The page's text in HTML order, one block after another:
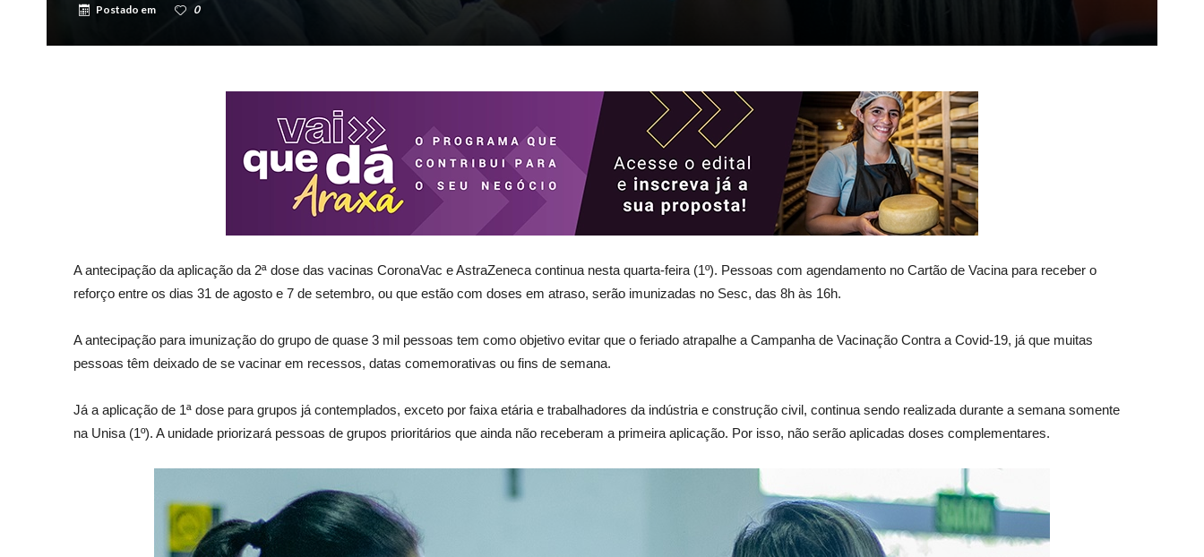
Postado em 0
A antecipação da aplicação da 2ª dose das vacinas CoronaVac e AstraZeneca continua nesta quarta-feira (1º). Pessoas com agendamento no Cartão de Vacina para receber o
reforço entre os dias 31 de agosto e 7 de setembro, ou que estão com doses em atraso, serão imunizadas no Sesc, das 8h às 16h.
A antecipação para imunização do grupo de quase 3 mil pessoas tem como objetivo evitar que o feriado atrapalhe a Campanha de Vacinação Contra a Covid-19, já que muitas
pessoas têm deixado de se vacinar em recessos, datas comemorativas ou fins de semana.
Já a aplicação de 1ª dose para grupos já contemplados, exceto por faixa etária e trabalhadores da indústria e construção civil, continua sendo realizada durante a semana somente
na Unisa (1º). A unidade priorizará pessoas de grupos prioritários que ainda não receberam a primeira aplicação. Por isso, não serão aplicadas doses complementares.